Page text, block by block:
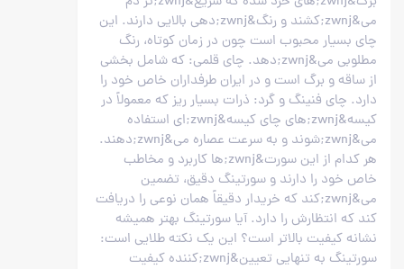
می&zwnj;کشند و رنگ&zwnj;دهی بالایی دارند. این
چای بسیار محبوب است چون در زمان کوتاه، رنگ
مطلوبی می&zwnj;دهد. چای قلمی: که شامل بخشی
از ساقه و برگ است و در ایران طرفداران خاص خود را
دارد. چای فنینگ و گرد: ذرات بسیار ریز که معمولاً در
کیسه&zwnj;های چای کیسه&zwnj;ای استفاده
می&zwnj;شوند و به سرعت عصاره می&zwnj;دهند.
هر کدام از این سورت&zwnj;ها کاربرد و مخاطب
خاص خود را دارند و سورتینگ دقیق، تضمین
می&zwnj;کند که خریدار دقیقاً همان نوعی را دریافت
کند که انتظارش را دارد. آیا سورتینگ بهتر همیشه
نشانه کیفیت بالاتر است؟ این یک نکته طلایی است:
سورتینگ به تنهایی تعیین&zwnj;کننده کیفیت